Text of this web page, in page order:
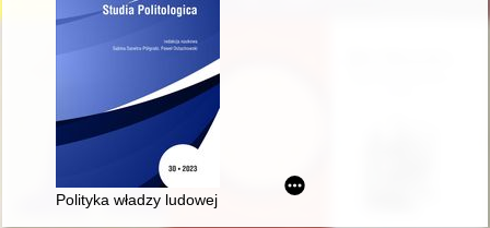
Polityka władzy ludowej wobec ludności ukraińskiej w Polsce